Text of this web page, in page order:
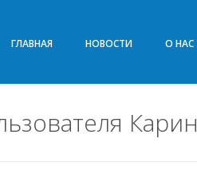
ГЛАВНАЯ НОВОСТИ О НАС